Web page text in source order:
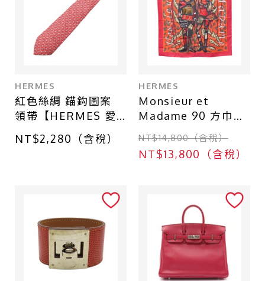
HERMES
紅色絲綢 錨鈎圖案
領帶【HERMES 愛
馬仕】 5358 OA
NT$2,280（含稅）
HERMES
Monsieur et
Madame 90 方巾
黑/橘/紅色 絲綢
【HERMES 愛馬
仕】
NT$14,800（含稅）
NT$13,800（含稅）